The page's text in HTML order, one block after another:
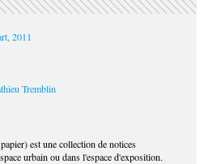
2011
Tremblin
est une collection de notices
urbain ou dans l'espace d'exposition.